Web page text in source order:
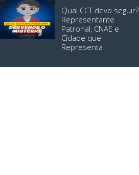
Qual CCT devo seguir?
Representante
Patronal, CNAE e
Cidade que
Representa